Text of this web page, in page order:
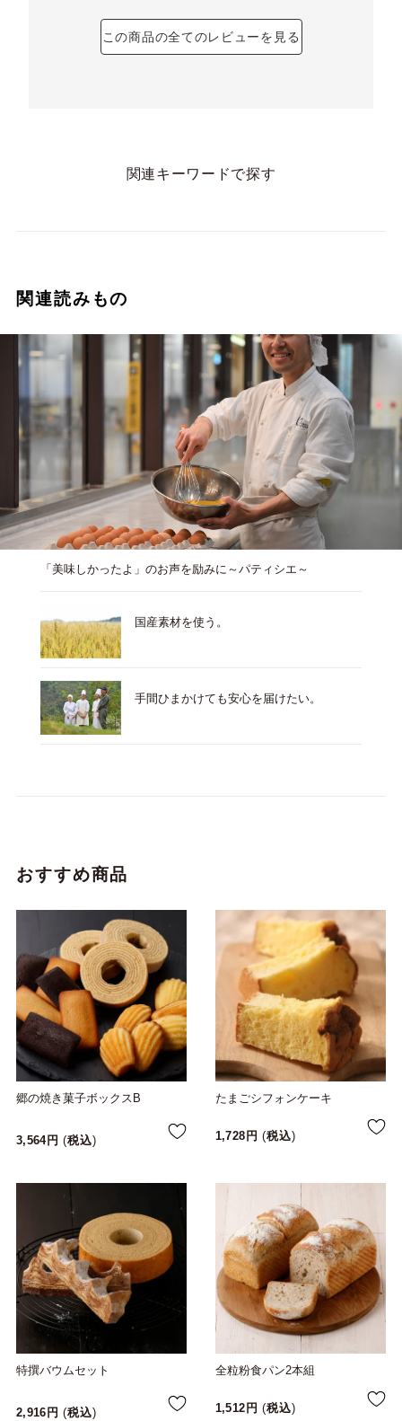
この商品の全てのレビューを見る
関連キーワードで探す
関連読みもの
「美味しかったよ」のお声を励みに～パティシエ～
国産素材を使う。
手間ひまかけても安心を届けたい。
おすすめ商品
郷の焼き菓子ボックスB
3,564 税込
たまごシフォンケーキ
1,728 税込
特撰バウムセット
2,916 税込
全粒粉食パン2本組
1,512 税込